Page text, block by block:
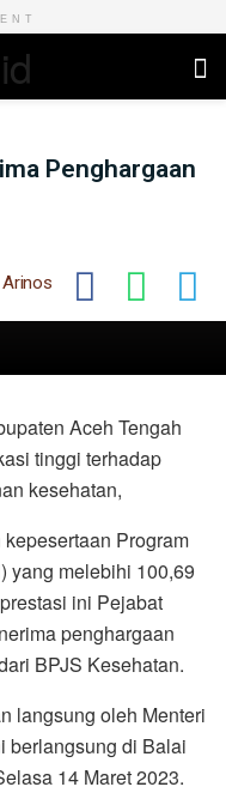
Penghargaan
Aceh Tengah
tinggi terhadap
kesehatan,
Program
yang melebihi 100,69
ini Pejabat
penghargaan
BPJS Kesehatan.
langsung oleh Menteri
berlangsung di Balai
14 Maret 2023.